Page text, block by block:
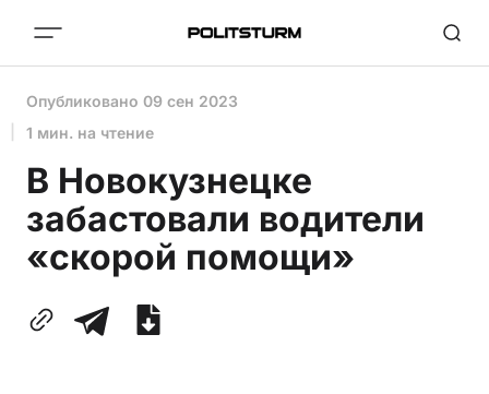
Опубликовано 09 сен 2023
1 мин. на чтение
В Новокузнецке
забастовали водители
«скорой помощи»